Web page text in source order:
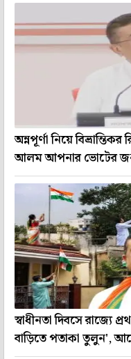
অন্নপূর্ণা নিয়ে
আলম আপনার ভোটের
স্বাধীনতা দিবসে রাজ্যে
বাড়িতে পতাকা তুলুন',